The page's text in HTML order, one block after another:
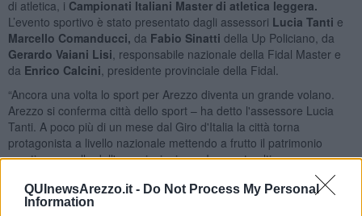
QUInewsArezzo.it - Do Not Process My Personal
Information
di atletica, i Campionati Italiani Master di atletica leggera.
L’evento sportivo è stato presentato dagli assessori Lucia Tanti e
Marcello Comanducci, da Fabio Sinatti della Up Policiano, da
Gerardo Vaiani Lisi , responsabile nazionale della Fidal Master e
da Enrico Calcini , presidente provinciale della Fidal.
“Ancora una volta lo sport per Arezzo diventa un grande volano.
Arezzo si conferma città dello sport – ha detto l'assessore Lucia
Tanti. A poco più di un mese dal Giro d'Italia la città torna
protagonista a livello nazionale mettendo a frutto il patrimonio
sportivo e quello dell'associazionismo. In questo ultimo anno
campo di atleticaper
renderlo perfettamente fruibile. E abbiamo acquistato direttamente,
come Comune, tutte le attrezzature utili alle discipline sportive